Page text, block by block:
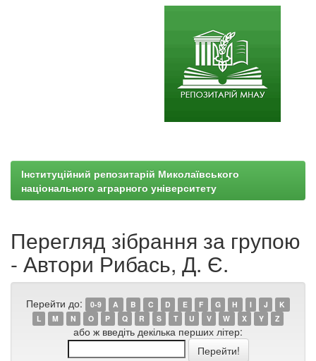
Інституційний репозитарій Миколаївського
національного аграрного університету
Перегляд зібрання за групою
- Автори Рибась, Д. Є.
Перейти до: 0-9 A B C D E F G H I J
K
L
M N O P Q R S T U V W X Y Z
або ж введіть декілька перших літер: